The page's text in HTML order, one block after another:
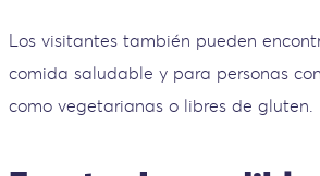
Los visitantes también pueden
comida saludable y para personas
como vegetarianas o libres de gluten.